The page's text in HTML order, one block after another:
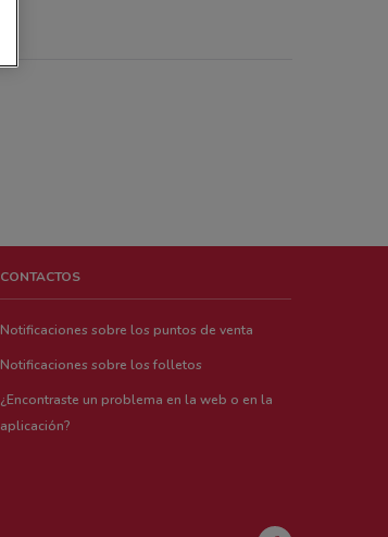
CONTACTOS
Notificaciones sobre los puntos de venta
Notificaciones sobre los folletos
¿Encontraste un problema en la web o en la
aplicación?